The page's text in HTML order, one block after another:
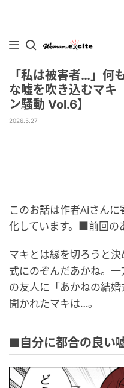
「私は被害者…」何
な嘘を吹き込むマキ
ン騒動 Vol.6】
2026.5.27
このお話は作者Aiさん
化しています。■前回の
マキとは縁を切ろうと
式にのぞんだあかね。
の友人に「あかねの結
聞かれたマキは…。
■自分に都合の良い